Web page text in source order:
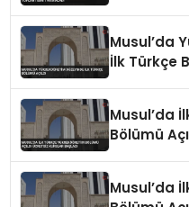
Musul’da
İlk Türkçe
Musul’da
Bölümü
Musul’da